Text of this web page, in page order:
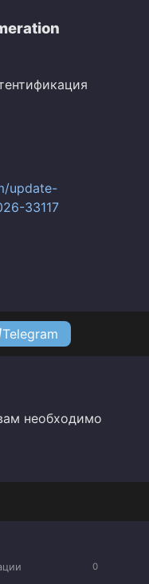
update-
33117
Telegram
необходимо
0